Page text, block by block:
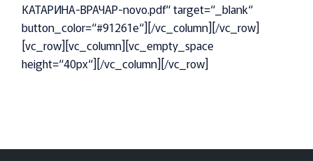
КАТАРИНА-ВРАЧАР-novo.pdf“ target=“_blank“
button_color=“#91261e“][/vc_column][/vc_row]
[vc_row][vc_column][vc_empty_space
height=“40px“][/vc_column][/vc_row]